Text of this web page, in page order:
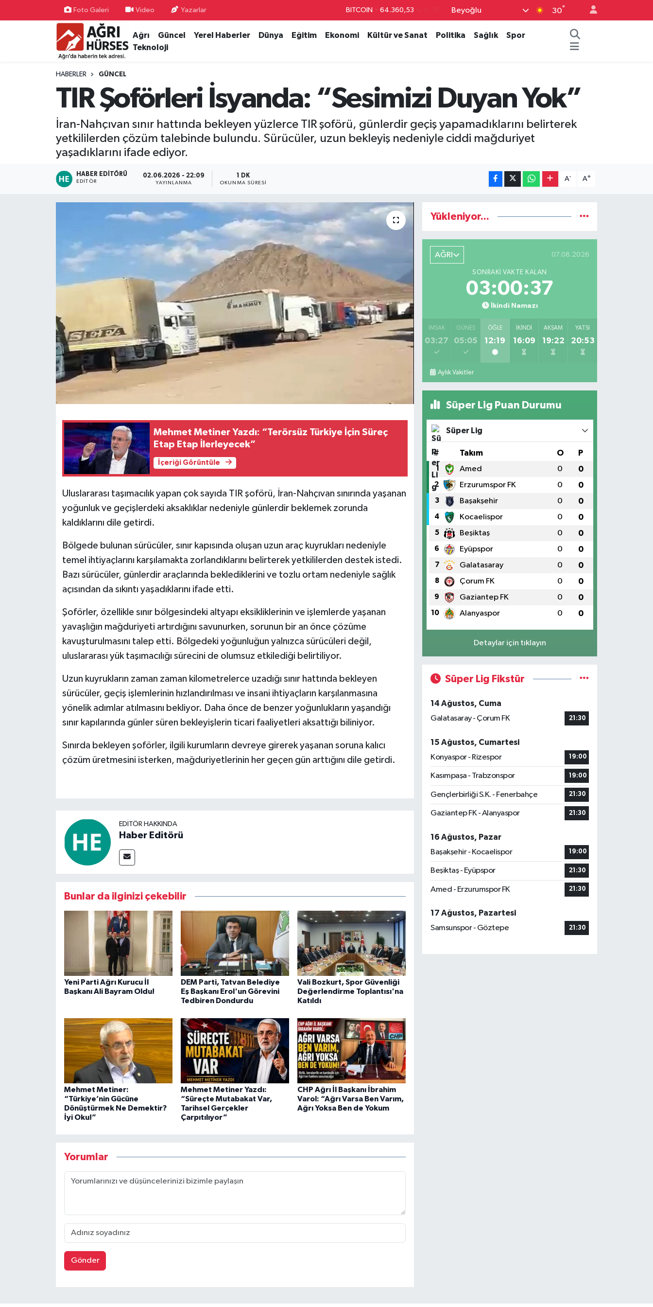
Foto Galeri Video Yazarlar BITCOIN 64.360,53
BİST100 13.887 %64
Beyoğlu 30°
Ağrı Güncel Yerel Haberler Dünya Eğitim Ekonomi Kültür ve Sanat Politika Sağlık
Spor
Teknoloji
HABERLER GÜNCEL
TIR Şoförleri İsyanda: “Sesimizi Duyan Yok”
İran-Nahçıvan sınır hattında bekleyen yüzlerce TIR şoförü, günlerdir geçiş yapamadıklarını belirterek
yetkililerden çözüm talebinde bulundu. Sürücüler, uzun bekleyiş nedeniyle ciddi mağduriyet
yaşadıklarını ifade ediyor.
HABER EDITÖRÜ
EDITÖR
02.06.2026 - 22:09
YAYINLANMA
1 DK
OKUNMA SÜRESI
A- A+
Mehmet Metiner Yazdı: “Terörsüz Türkiye İçin Süreç
Etap Etap İlerleyecek”
İçeriği Görüntüle
Uluslararası taşımacılık yapan çok sayıda TIR şoförü, İran-Nahçıvan sınırında yaşanan
yoğunluk ve geçişlerdeki aksaklıklar nedeniyle günlerdir beklemek zorunda
kaldıklarını dile getirdi.
Bölgede bulunan sürücüler, sınır kapısında oluşan uzun araç kuyrukları nedeniyle
temel ihtiyaçlarını karşılamakta zorlandıklarını belirterek yetkililerden destek istedi.
Bazı sürücüler, günlerdir araçlarında beklediklerini ve tozlu ortam nedeniyle sağlık
açısından da sıkıntı yaşadıklarını ifade etti.
Şoförler, özellikle sınır bölgesindeki altyapı eksikliklerinin ve işlemlerde yaşanan
yavaşlığın mağduriyeti artırdığını savunurken, sorunun bir an önce çözüme
kavuşturulmasını talep etti. Bölgedeki yoğunluğun yalnızca sürücüleri değil,
uluslararası yük taşımacılığı sürecini de olumsuz etkilediği belirtiliyor.
Uzun kuyrukların zaman zaman kilometrelerce uzadığı sınır hattında bekleyen
sürücüler, geçiş işlemlerinin hızlandırılması ve insani ihtiyaçların karşılanmasına
yönelik adımlar atılmasını bekliyor. Daha önce de benzer yoğunlukların yaşandığı
sınır kapılarında günler süren bekleyişlerin ticari faaliyetleri aksattığı biliniyor.
Sınırda bekleyen şoförler, ilgili kurumların devreye girerek yaşanan soruna kalıcı
çözüm üretmesini isterken, mağduriyetlerinin her geçen gün arttığını dile getirdi.
EDITÖR HAKKINDA
Haber Editörü
Bunlar da ilginizi çekebilir
Yeni Parti Ağrı Kurucu İl
Başkanı Ali Bayram Oldu!
DEM Parti, Tatvan Belediye
Eş Başkanı Erol'un Görevini
Tedbiren Dondurdu
Vali Bozkurt, Spor Güvenliği
Değerlendirme Toplantısı'na
Katıldı
Mehmet Metiner:
“Türkiye’nin Gücüne
Dönüştürmek Ne Demektir?
İyi Oku!”
Mehmet Metiner Yazdı:
“Süreçte Mutabakat Var,
Tarihsel Gerçekler
Çarpıtılıyor”
CHP Ağrı İl Başkanı İbrahim
Varol: “Ağrı Varsa Ben Varım,
Ağrı Yoksa Ben de Yokum
Yorumlar
Gönder
Yükleniyor...
AĞRI 07.08.2026
SONRAKI VAKTE KALAN
03:00:36
İkindi Namazı
İMSAK
03:27
GÜNEŞ
05:05
ÖĞLE
12:19
İKINDI
16:09
AKŞAM
19:22
YATSI
20:53
Aylık Vakitler
Süper Lig Puan Durumu
Süper Lig
# Takım O P
1 Amed 0 0
2 Erzurumspor FK 0 0
3 Başakşehir 0 0
4 Kocaelispor 0 0
5 Beşiktaş 0 0
6 Eyüpspor 0 0
7 Galatasaray 0 0
8 Çorum FK 0 0
9 Gaziantep FK 0 0
10 Alanyaspor 0 0
Detaylar için tıklayın
Süper Lig Fikstür
14 Ağustos, Cuma
Galatasaray - Çorum FK
21:30
15 Ağustos, Cumartesi
Konyaspor - Rizespor
19:00
Kasımpaşa - Trabzonspor 19:00
Gençlerbirliği S.K. - Fenerbahçe 21:30
Gaziantep FK - Alanyaspor 21:30
16 Ağustos, Pazar
Başakşehir - Kocaelispor
19:00
Beşiktaş - Eyüpspor 21:30
Amed - Erzurumspor FK 21:30
17 Ağustos, Pazartesi
Samsunspor - Göztepe
21:30
Hava Durumu
Trafik Durumu
Süper Lig Puan Durumu ve Fikstür
Son Dakika Haberleri
Haber Arşivi